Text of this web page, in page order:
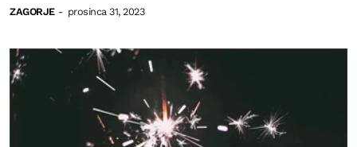
ZAGORJE - prosinca 31, 2023